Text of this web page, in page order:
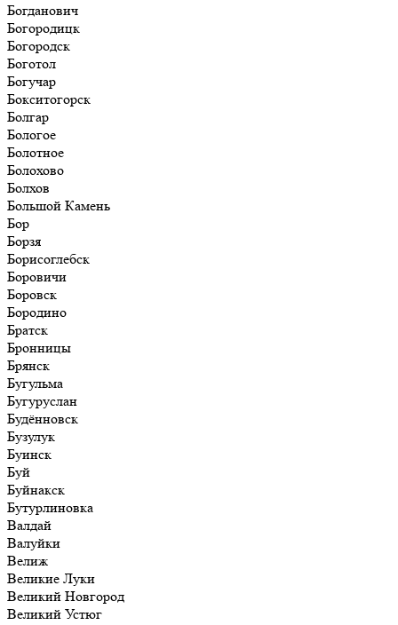
Богданович
Богородицк
Богородск
Боготол
Богучар
Бокситогорск
Болгар
Бологое
Болотное
Болохово
Болхов
Большой Камень
Бор
Борзя
Борисоглебск
Боровичи
Боровск
Бородино
Братск
Бронницы
Брянск
Бугульма
Бугуруслан
Будённовск
Бузулук
Буинск
Буй
Буйнакск
Бутурлиновка
Валдай
Валуйки
Велиж
Великие Луки
Великий Новгород
Великий Устюг